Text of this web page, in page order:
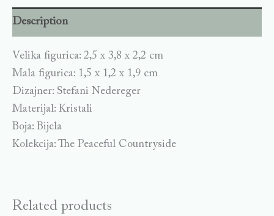
Description
Velika figurica: 2,5 x 3,8 x 2,2 cm
Mala figurica: 1,5 x 1,2 x 1,9 cm
Dizajner: Stefani Nedereger
Materijal: Kristali
Boja: Bijela
Kolekcija: The Peaceful Countryside
Related products